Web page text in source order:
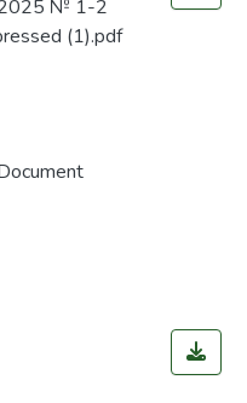
2025 № 1-2
(1).pdf